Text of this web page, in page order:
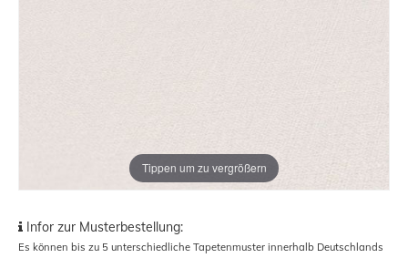
Tippen um zu vergrößern
Infor zur Musterbestellung:
Es können bis zu 5 unterschiedliche Tapetenmuster innerhalb Deutschlands